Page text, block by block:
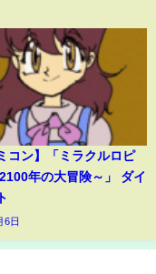
コン】「ミラクルロピ
年の大冒険～」 ダイ
6日